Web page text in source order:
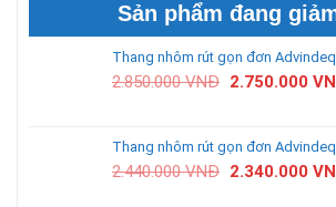
Sản phẩm đang
Thang nhôm rút gọn đơn
2.850.000VNĐ 2.750.000
Thang nhôm rút gọn đơn
2.440.000VNĐ 2.340.000